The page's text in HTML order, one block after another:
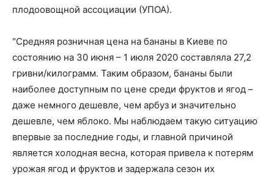
плодоовощной ассоциации (УПОА).
"Средняя розничная цена на бананы в Киеве по
состоянию на 30 июня – 1 июля 2020 составляла 27,2
гривни/килограмм. Таким образом, бананы были
наиболее доступным по цене среди фруктов и ягод –
даже немного дешевле, чем арбуз и значительно
дешевле, чем яблоко. Мы наблюдаем такую ​​ситуацию
впервые за последние годы, и главной причиной
является холодная весна, которая привела к потерям
урожая ягод и фруктов и задержала сезон их